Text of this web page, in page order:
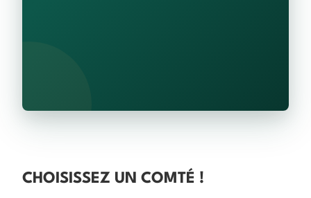
CHOISISSEZ UN COMTÉ !